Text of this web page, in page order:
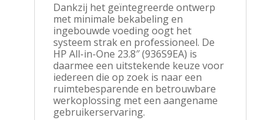
Dankzij het geïntegreerde ontwerp
met minimale bekabeling en
ingebouwde voeding oogt het
systeem strak en professioneel. De
HP All-in-One 23.8″ (936S9EA) is
daarmee een uitstekende keuze voor
iedereen die op zoek is naar een
ruimtebesparende en betrouwbare
werkoplossing met een aangename
gebruikerservaring.